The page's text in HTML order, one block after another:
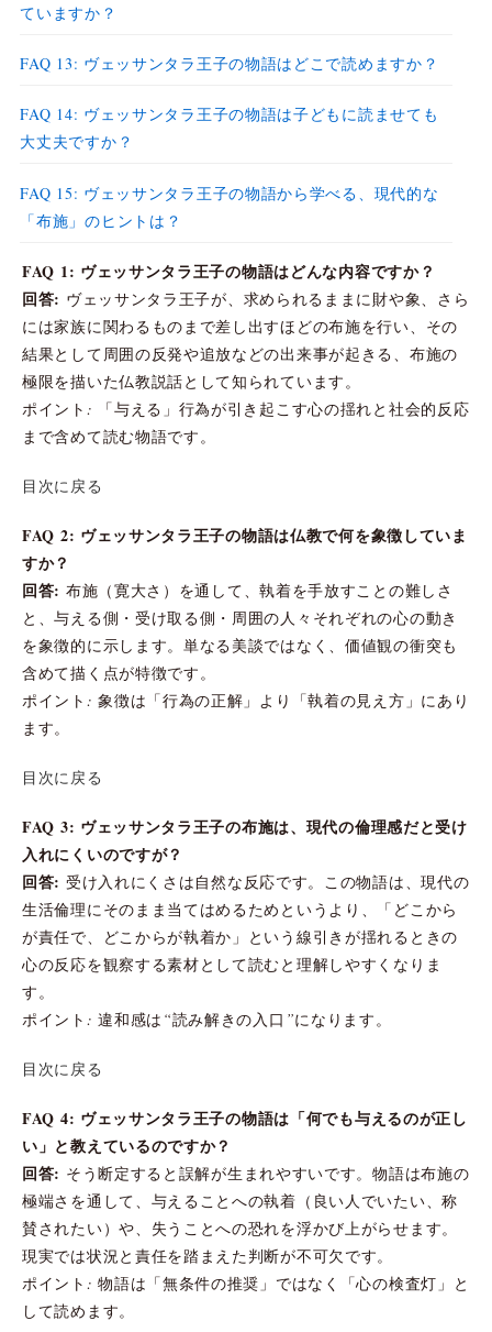
ていますか？
FAQ 13: ヴェッサンタラ王子の物語はどこで読めますか？
FAQ 14: ヴェッサンタラ王子の物語は子どもに読ませても
大丈夫ですか？
FAQ 15: ヴェッサンタラ王子の物語から学べる、現代的な
「布施」のヒントは？
FAQ 1: ヴェッサンタラ王子の物語はどんな内容ですか？
回答: ヴェッサンタラ王子が、求められるままに財や象、さら
には家族に関わるものまで差し出すほどの布施を行い、その
結果として周囲の反発や追放などの出来事が起きる、布施の
極限を描いた仏教説話として知られています。
ポイント: 「与える」行為が引き起こす心の揺れと社会的反応
まで含めて読む物語です。
目次に戻る
FAQ 2: ヴェッサンタラ王子の物語は仏教で何を象徴していま
すか？
回答: 布施（寛大さ）を通して、執着を手放すことの難しさ
と、与える側・受け取る側・周囲の人々それぞれの心の動き
を象徴的に示します。単なる美談ではなく、価値観の衝突も
含めて描く点が特徴です。
ポイント: 象徴は「行為の正解」より「執着の見え方」にあり
ます。
目次に戻る
FAQ 3: ヴェッサンタラ王子の布施は、現代の倫理感だと受け
入れにくいのですが？
回答: 受け入れにくさは自然な反応です。この物語は、現代の
生活倫理にそのまま当てはめるためというより、「どこから
が責任で、どこからが執着か」という線引きが揺れるときの
心の反応を観察する素材として読むと理解しやすくなりま
す。
ポイント: 違和感は“読み解きの入口”になります。
目次に戻る
FAQ 4: ヴェッサンタラ王子の物語は「何でも与えるのが正し
い」と教えているのですか？
回答: そう断定すると誤解が生まれやすいです。物語は布施の
極端さを通して、与えることへの執着（良い人でいたい、称
賛されたい）や、失うことへの恐れを浮かび上がらせます。
現実では状況と責任を踏まえた判断が不可欠です。
ポイント: 物語は「無条件の推奨」ではなく「心の検査灯」と
して読めます。